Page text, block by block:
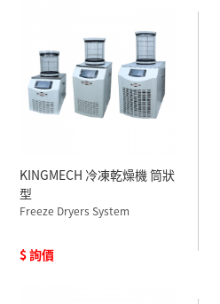
KINGMECH 冷凍乾燥機 筒狀
型
Freeze Dryers System
$ 詢價